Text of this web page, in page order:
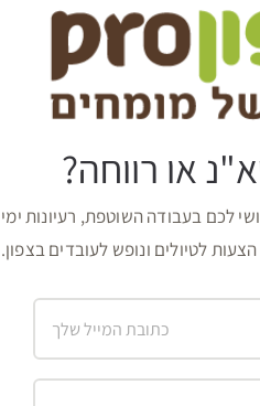
או רווחה?
לכם בעבודה השוטפת, רעיונות ימי
לטיולים ונופש לעובדים בצפון.